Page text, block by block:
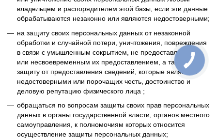
владельцем и распорядителем этой базы, если эти данные
обрабатываются незаконно или являются недостоверными;
на защиту своих персональных данных от незаконной
обработки и случайной потери, уничтожения, повреждения
в связи с умышленным сокрытием, не предоставлением
или несвоевременным их предоставлением, а также на
защиту от предоставления сведений, которые являются
недостоверными или порочащих честь, достоинство и
деловую репутацию физического лица ;
обращаться по вопросам защиты своих прав персональных
данных в органы государственной власти, органов местного
самоуправления, к полномочиям которых относится
осуществление защиты персональных данных;